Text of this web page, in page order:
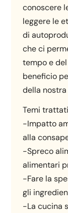
conoscere
leggere le
di
che ci
tempo e
beneficio
della
Temi
-Impatto
alla
-Spreco
alimentari
-Fare la
gli
-La cucina